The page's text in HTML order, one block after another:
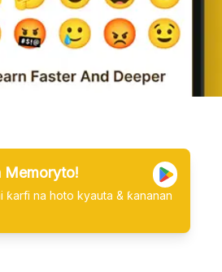
Memoryto!
ƙarfi na hoto kyauta & ƙananan